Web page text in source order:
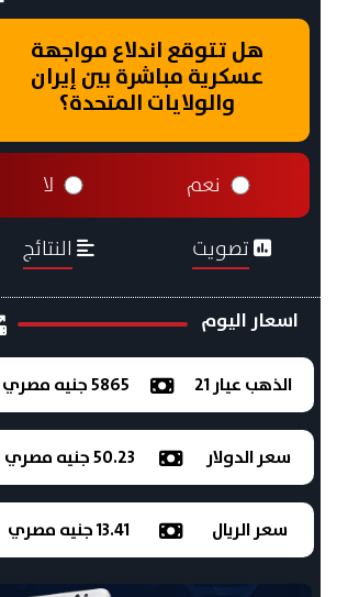
هل تتوقع اندلاع مواجهة
عسكرية مباشرة بين إيران
والولايات المتحدة؟
نعم لا
تصويت النتائج
اسعار اليوم
الذهب عيار 21 5865 جنيه مصري
سعر الدولار 50.23 جنيه مصري
سعر الريال 13.41 جنيه مصري